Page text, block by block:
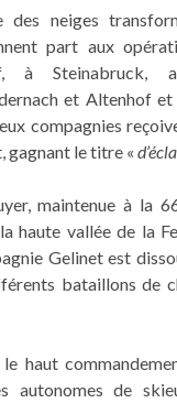
des neiges
part aux
à Steinabruck,
et Altenhof
compagnies
gagnant le titre «
maintenue à la
haute vallée de la
Gelinet est
bataillons de
, le haut
autonomes de